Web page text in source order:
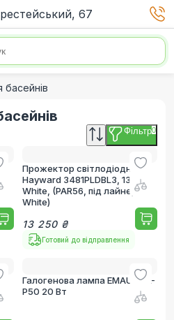
67
басейнів
Фільтр0
Прожектор світлодіодний
Hayward 3481PLDBL3, 13 Вт,
White, (PAR56, під лайнер,
White)
13 250 ₴
Готовий до відправлення
Галогенова лампа EMAUX UL-
P50 20 Вт